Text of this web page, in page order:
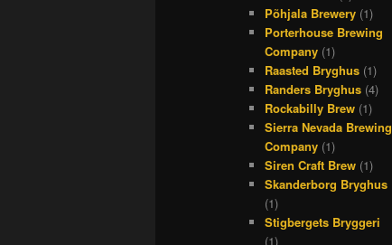
Põhjala Brewery (1)
Porterhouse Brewing
Company (1)
Raasted Bryghus (1)
Randers Bryghus (4)
Rockabilly Brew (1)
Sierra Nevada Brewing
Company (1)
Siren Craft Brew (1)
Skanderborg Bryghus
(1)
Stigbergets Bryggeri
(1)